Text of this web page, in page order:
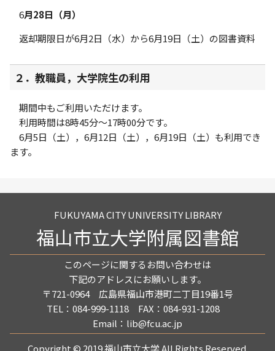
6月28日（月）
返却期限日が6月2日（水）から6月19日（土）の図書資料
２．教職員，大学院生の利用
期間中もご利用いただけます。
利用時間は8時45分～17時00分です。
6月5日（土），6月12日（土），6月19日（土）も利用でき
ます。
FUKUYAMA CITY UNIVERSITY LIBRARY
福山市立大学附属図書館
このページに関するお問い合わせは
下記のアドレスにお願いします。
〒721-0964 広島県福山市港町二丁目19番1号
TEL：084-999-1118 FAX：084-931-1208
Email：lib@fcu.ac.jp
Copyright © 2019 福山市立大学 All Rights Reserved.